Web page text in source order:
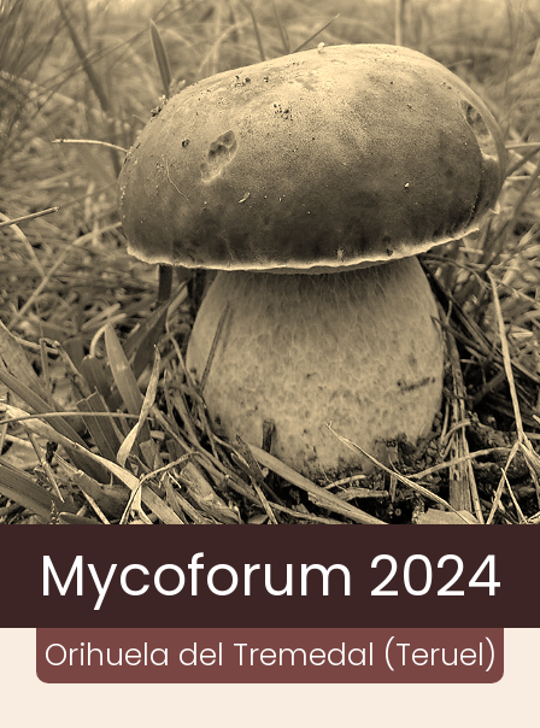
Mycoforum 2024
Orihuela del Tremedal (Teruel)